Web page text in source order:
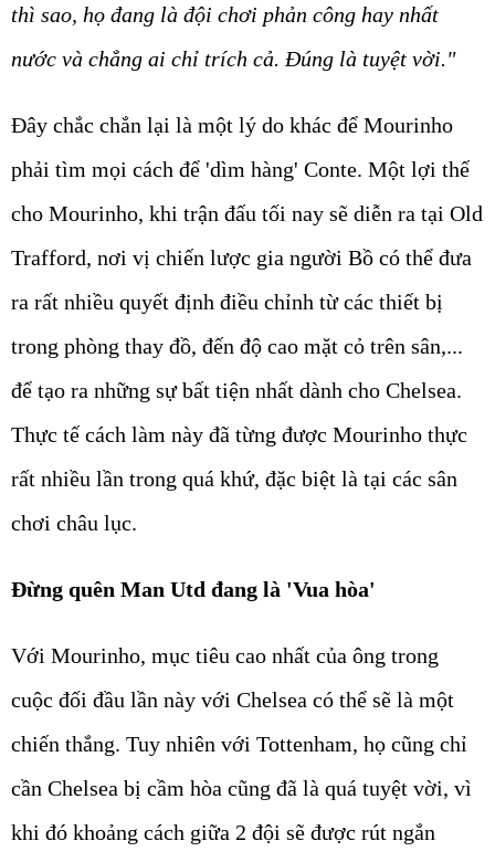
thì sao, họ đang là đội chơi phản công hay nhất
nước và chẳng ai chỉ trích cả. Đúng là tuyệt vời."
Đây chắc chắn lại là một lý do khác để Mourinho
phải tìm mọi cách để 'dìm hàng' Conte. Một lợi thế
cho Mourinho, khi trận đấu tối nay sẽ diễn ra tại Old
Trafford, nơi vị chiến lược gia người Bồ có thể đưa
ra rất nhiều quyết định điều chỉnh từ các thiết bị
trong phòng thay đồ, đến độ cao mặt cỏ trên sân,...
để tạo ra những sự bất tiện nhất dành cho Chelsea.
Thực tế cách làm này đã từng được Mourinho thực
rất nhiều lần trong quá khứ, đặc biệt là tại các sân
chơi châu lục.
Đừng quên Man Utd đang là 'Vua hòa'
Với Mourinho, mục tiêu cao nhất của ông trong
cuộc đối đầu lần này với Chelsea có thể sẽ là một
chiến thắng. Tuy nhiên với Tottenham, họ cũng chỉ
cần Chelsea bị cầm hòa cũng đã là quá tuyệt vời, vì
khi đó khoảng cách giữa 2 đội sẽ được rút ngắn